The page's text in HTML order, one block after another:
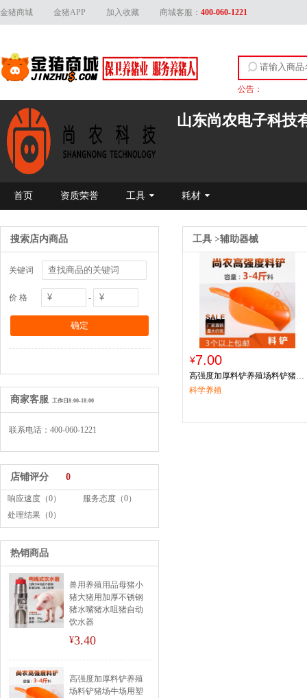
金猪商城 金猪APP 加入收藏 商城客服： 400-060-1221
公告：
山东尚农电子科技
首页 资质荣誉 工具 耗材
搜索店内商品
关键词
价 格 -
商家客服 工作日8:00-18:00
联系电话：400-060-1221
店铺评分 0
响应速度（0）
服务态度（0）
处理结果（0）
热销商品
兽用养殖用品母猪小
猪大猪用加厚不锈钢
猪水嘴猪水咀猪自动
饮水器
¥3.40
高强度加厚料铲养殖
场料铲猪场牛场用塑
工具 >辅助器械
¥7.00
高强度加厚料铲养殖场料铲猪场
牛场用塑料铲
科学养殖